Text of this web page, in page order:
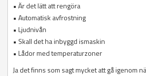
• Är det lätt att rengöra
• Automatisk avfrostning
• Ljudnivån
• Skall det ha inbyggd ismaskin
• Lådor med temperaturzoner
Ja det finns som sagt mycket att gå igenom